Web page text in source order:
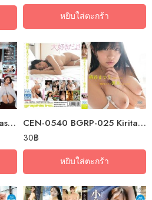
หยิบใส่ตะกร้า
CEN-0517 BFAZ-011 Tsukasa’s Nobura Bell Girl / Tsukasa Shinka (Blu… CEN-0540 BGRP-025 Kiritani Festival Was Too Much And The Kiritani…
30฿
หยิบใส่ตะกร้า